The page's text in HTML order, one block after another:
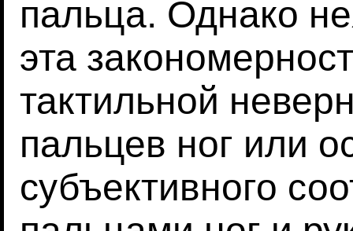
пальца. Однако
эта
тактильной
пальцев ног или
субъективного